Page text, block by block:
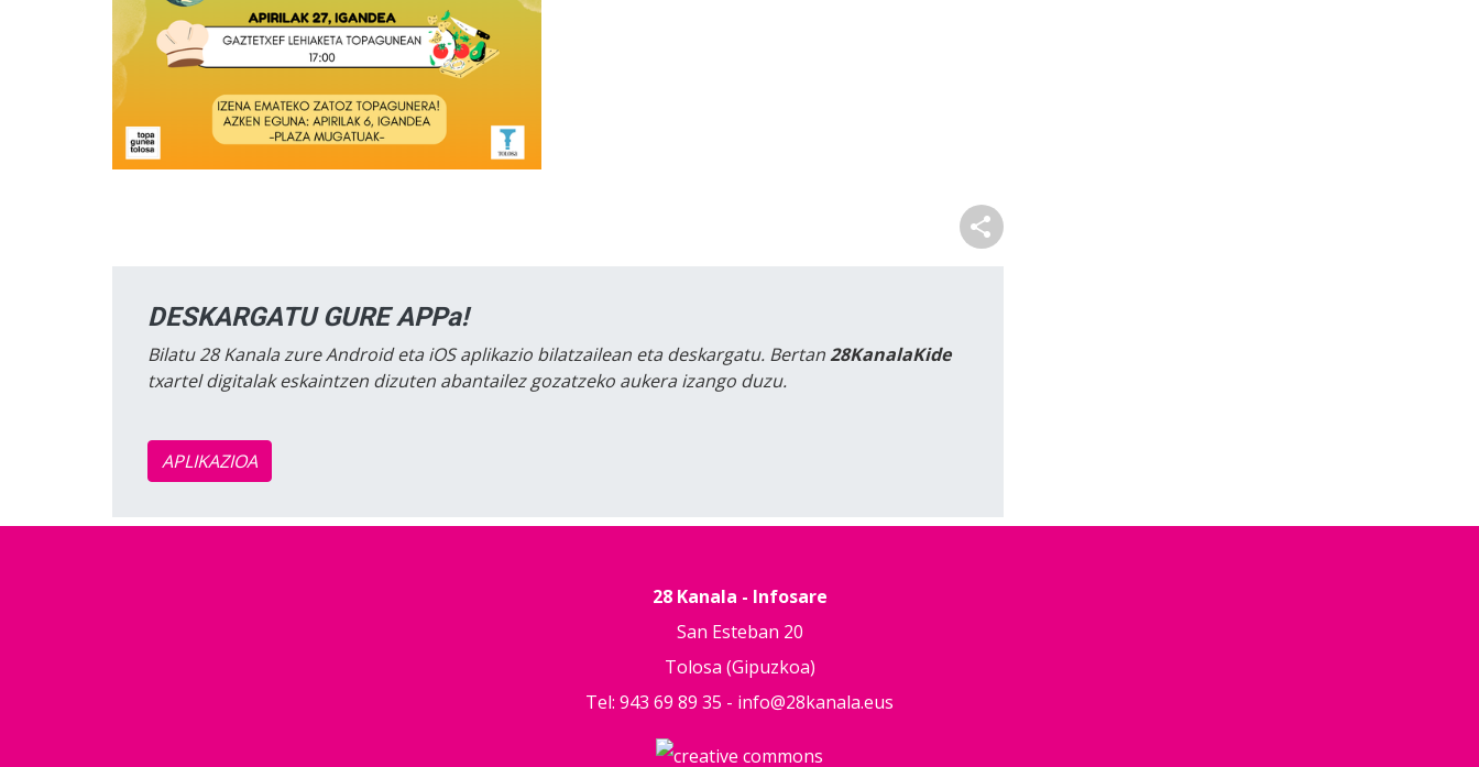
DESKARGATU GURE APPa!
Bilatu 28 Kanala zure Android eta iOS aplikazio bilatzailean eta deskargatu. Bertan28KanalaKide
txartel digitalak eskaintzen dizuten abantailez gozatzeko aukera izango duzu.
APLIKAZIOA
28 Kanala - Infosare
San Esteban 20
Tolosa (Gipuzkoa)
Tel: 943 69 89 35 - info@28kanala.eus